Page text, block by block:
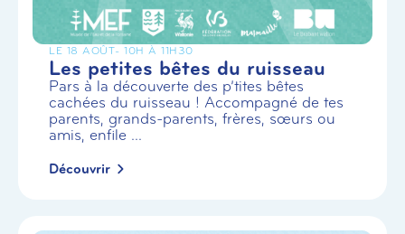
LE 18 AOÛT- 10H À 11H30
Les petites bêtes du ruisseau
Pars à la découverte des p’tites bêtes
cachées du ruisseau ! Accompagné de tes
parents, grands-parents, frères, sœurs ou
amis, enfile ...
Découvrir